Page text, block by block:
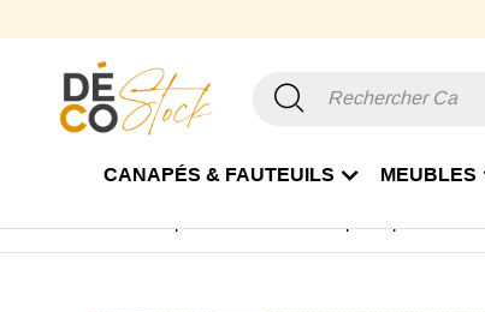
CANAPÉS & FAUTEUILS MEUBLES